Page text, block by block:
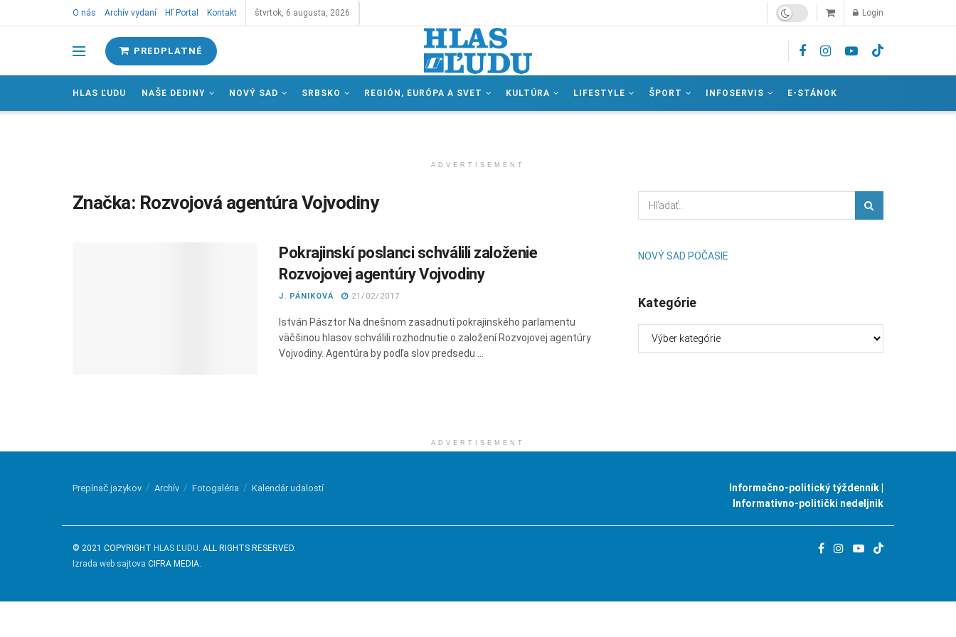
O nás Archív vydaní Hľ Portal Kontakt štvrtok, 6 augusta, 2026 Login
PREDPLATNÉ
HLAS ĽUDU NAŠE DEDINY NOVÝ SAD SRBSKO REGIÓN, EURÓPA A SVET KULTÚRA LIFESTYLE ŠPORT INFOSERVIS E-STÁNOK
ADVERTISEMENT
Značka: Rozvojová agentúra Vojvodiny
Pokrajinskí poslanci schválili založenie
Rozvojovej agentúry Vojvodiny
J. PÁNIKOVÁ 21/02/2017
István Pásztor Na dnešnom zasadnutí pokrajinského parlamentu
väčšinou hlasov schválili rozhodnutie o založení Rozvojovej agentúry
Vojvodiny. Agentúra by podľa slov predsedu ...
NOVÝ SAD POČASIE
Kategórie
ADVERTISEMENT
Prepínač jazykov Archív Fotogaléria Kalendár udalostí
Informačno-politický týždenník |
Informativno-politički nedeljnik
© 2021 COPYRIGHT HLAS ĽUDU. ALL RIGHTS RESERVED.
Izrada web sajtova CIFRA MEDIA.